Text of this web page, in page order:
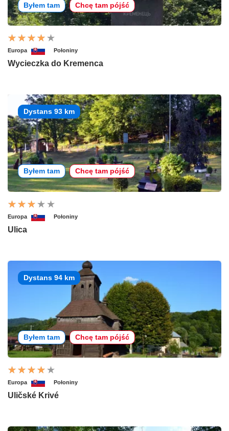
Byłem tam Chcę tam pójść
Europa Połoniny
Wycieczka do Kremenca
Dystans 93 km
Byłem tam Chcę tam pójść
Europa Połoniny
Ulica
Dystans 94 km
Byłem tam Chcę tam pójść
Europa Połoniny
Uličské Krivé